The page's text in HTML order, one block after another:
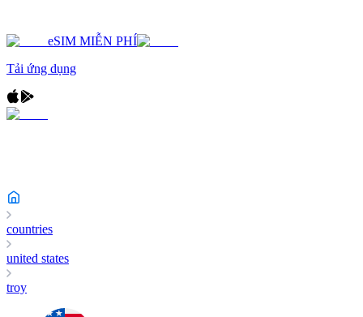
eSIM MIỄN PHÍ
Tải ứng dụng
countries
united states
troy